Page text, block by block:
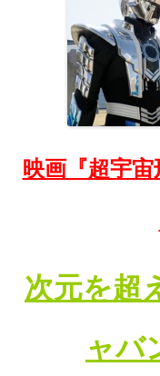
映画『超宇
次元を超
ャバ